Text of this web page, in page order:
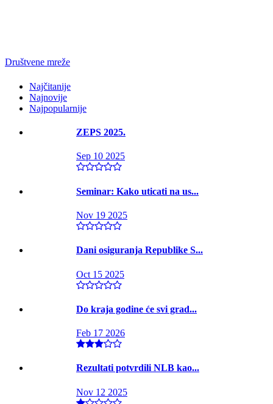
Društvene mreže
Najčitanije
Najnovije
Najpopularnije
ZEPS 2025.
Sep 10 2025
Seminar: Kako uticati na us...
Nov 19 2025
Dani osiguranja Republike S...
Oct 15 2025
Do kraja godine će svi grad...
Feb 17 2026
Rezultati potvrdili NLB kao...
Nov 12 2025